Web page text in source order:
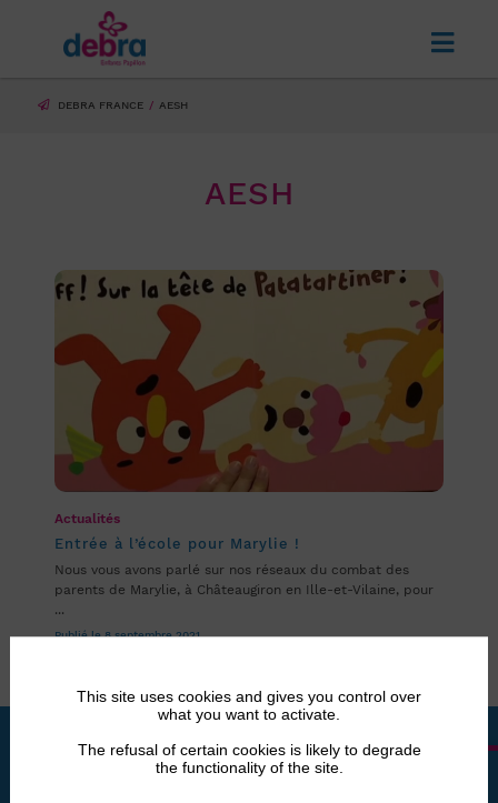
DEBRA FRANCE AESH
AESH
Actualités
Entrée à l’école pour Marylie !
Nous vous avons parlé sur nos réseaux du combat des
parents de Marylie, à Châteaugiron en Ille-et-Vilaine, pour
...
Publié le 8 septembre 2021
This site uses cookies and gives you control over
what you want to activate.
The refusal of certain cookies is likely to degrade
the functionality of the site.